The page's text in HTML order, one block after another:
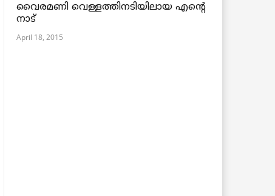
വൈരമണി വെള്ളത്തിനടിയിലായ എന്റെ
നാട്
April 18, 2015